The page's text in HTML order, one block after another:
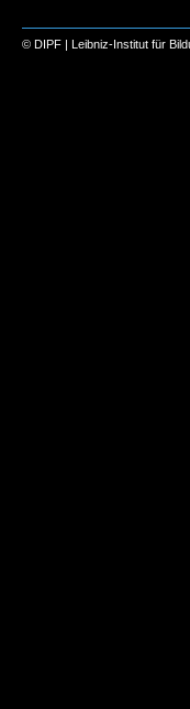
© DIPF | Leibniz-Institut für